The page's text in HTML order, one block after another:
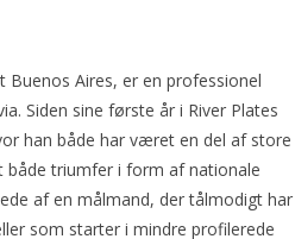
Buenos Aires, er en professionel
Siden sine første år i River Plates
han både har været en del af store
både triumfer i form af nationale
af en målmand, der tålmodigt har
som starter i mindre profilerede